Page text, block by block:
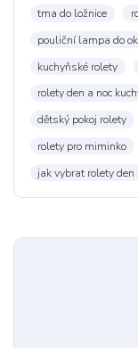
tma do ložnice
pouliční lampa do
kuchyňské rolety
rolety den a noc
dětský pokoj rolety
rolety pro miminko
jak vybrat rolety den